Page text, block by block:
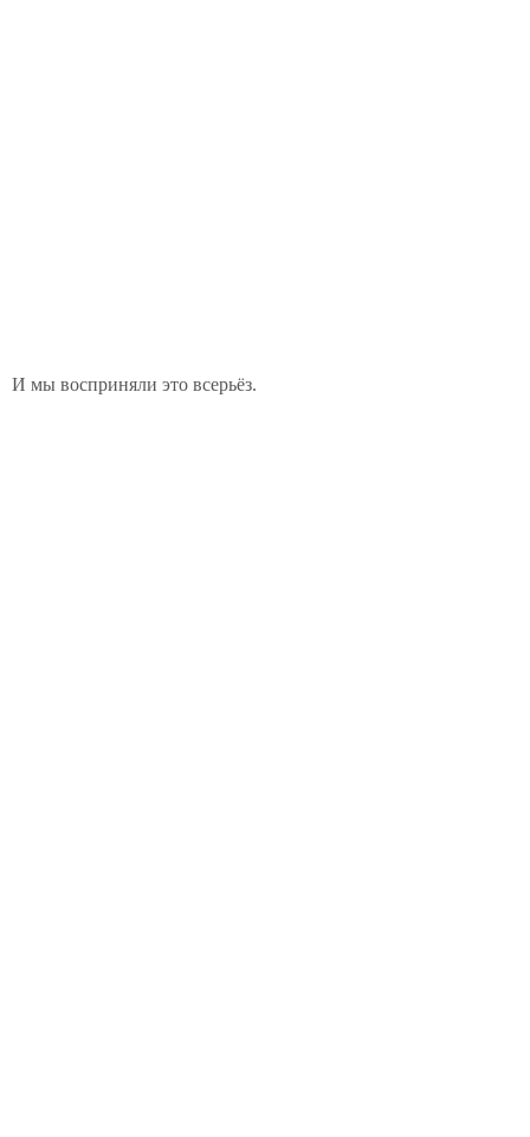
И мы восприняли это всерьёз.